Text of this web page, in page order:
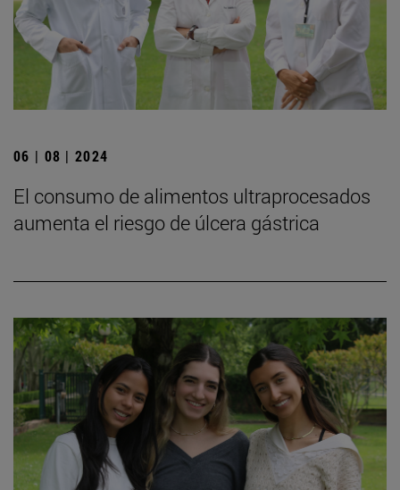
06 | 08 | 2024
El consumo de alimentos ultraprocesados
aumenta el riesgo de úlcera gástrica